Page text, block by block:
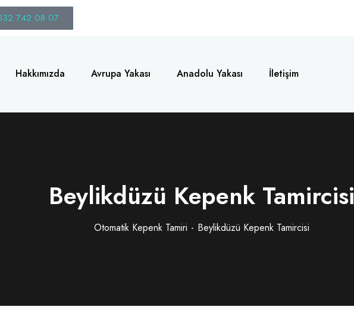
742 08 07
Hakkımızda Avrupa Yakası Anadolu Yakası İletişim
Beylikdüzü Kepenk Tamircisi
Otomatik Kepenk Tamiri Beylikdüzü Kepenk Tamircisi